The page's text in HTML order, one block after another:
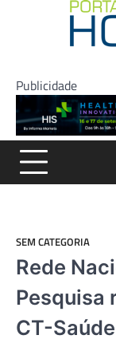
Publicidade
SEM CATEGORIA
Rede
Pesquisa
CT-